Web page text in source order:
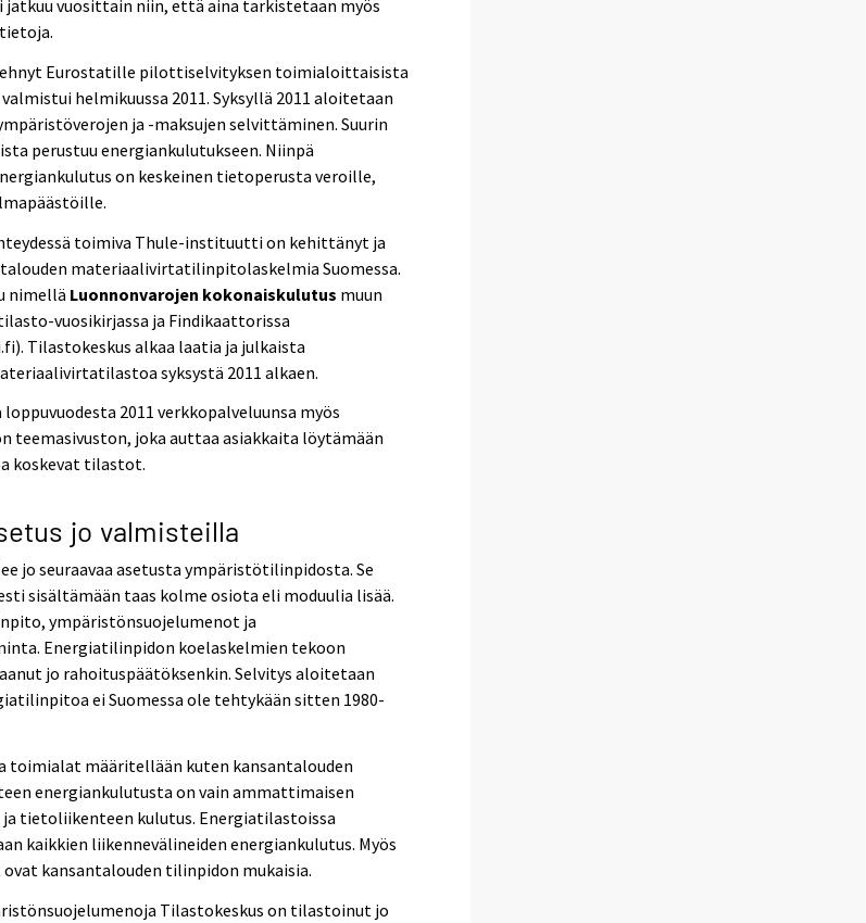
vuosittain niin, että aina tarkistetaan myös
Eurostatille pilottiselvityksen toimialoittaisista
helmikuussa 2011. Syksyllä 2011 aloitetaan
ja -maksujen selvittäminen. Suurin
perustuu energiankulutukseen. Niinpä
on keskeinen tietoperusta veroille,
toimiva Thule-instituutti on kehittänyt ja
materiaalivirtatilinpitolaskelmia Suomessa.
nimellä Luonnonvarojen kokonaiskulutus muun
vuosikirjassa ja Findikaattorissa
Tilastokeskus alkaa laatia ja julkaista
syksystä 2011 alkaen.
2011 verkkopalveluunsa myös
teemasivuston, joka auttaa asiakkaita löytämään
koskevat tilastot.
jo valmisteilla
jo seuraavaa asetusta ympäristötilinpidosta. Se
sisältämään taas kolme osiota eli moduulia lisää.
ympäristönsuojelumenot ja
Energiatilinpidon koelaskelmien tekoon
jo rahoituspäätöksenkin. Selvitys aloitetaan
ei Suomessa ole tehtykään sitten 1980-
toimialat määritellään kuten kansantalouden
energiankulutusta on vain ammattimaisen
tietoliikenteen kulutus. Energiatilastoissa
kaikkien liikennevälineiden energiankulutus. Myös
kansantalouden tilinpidon mukaisia.
Tilastokeskus on tilastoinut jo